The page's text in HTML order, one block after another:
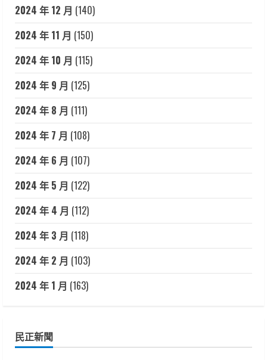
2024 年 12 月 (140)
2024 年 11 月 (150)
2024 年 10 月 (115)
2024 年 9 月 (125)
2024 年 8 月 (111)
2024 年 7 月 (108)
2024 年 6 月 (107)
2024 年 5 月 (122)
2024 年 4 月 (112)
2024 年 3 月 (118)
2024 年 2 月 (103)
2024 年 1 月 (163)
民正新聞